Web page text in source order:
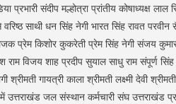
प्रभारी संदीप मल्होत्रा प्रांतीय कोषाध्यक्ष
वरिष्ठ साथी धन सिंह नेगी भारत सिंह रावत
प्रेम किशोर कुकरेती प्रेम सिंह नेगी संजय
राम विजय शाह प्रदीप सुयाल साधु राम संपूर्ण
गायत्री काला श्रीमती लक्ष्मी देवी
जल संस्थान कर्मचारी संघ उत्तराखंड